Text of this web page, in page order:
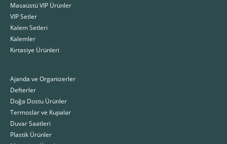
Masaüstü VIP Ürünler
VIP Setler
Kalem Setleri
Kalemler
Kırtasiye Ürünleri
Ajanda ve Organizerler
Defterler
Doğa Dostu Ürünler
Termoslar ve Kupalar
Duvar Saatleri
Plastik Ürünler